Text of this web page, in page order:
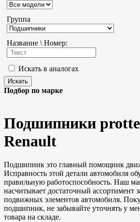
Группа
Название \ Номер:
Искать в аналогах
Подбор по марке
Подшипники
Renault
Подшипник это главный помощник
Исправность этой детали автомобиля
правильную работоспособность. Наш
насчитывает достаточный ассортимент
подвижных элементов автомобиля.
подшипник, не забывайте уточнять у
товара на складе.